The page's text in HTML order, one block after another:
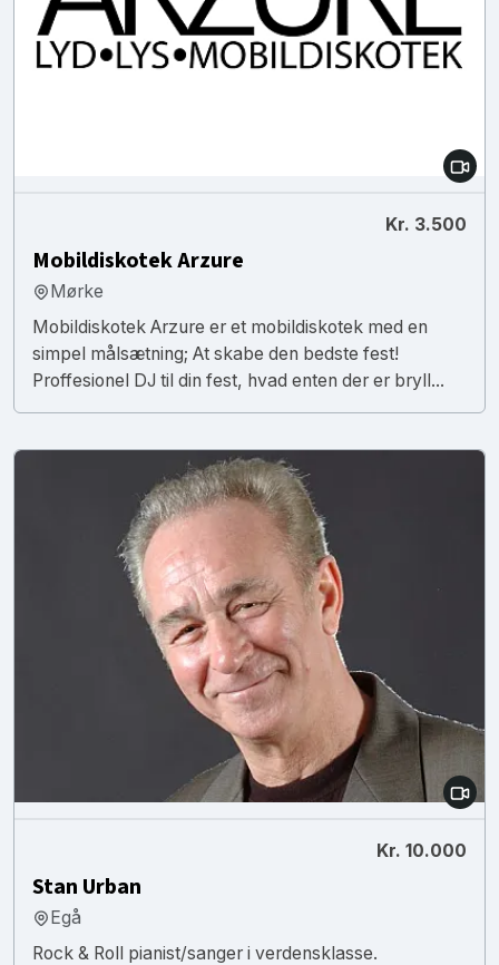
Kr. 3.500
Mobildiskotek Arzure
Mørke
Mobildiskotek Arzure er et mobildiskotek med en
simpel målsætning; At skabe den bedste fest!
Proffesionel DJ til din fest, hvad enten der er bryll...
Kr. 10.000
Stan Urban
Egå
Rock & Roll pianist/sanger i verdensklasse.